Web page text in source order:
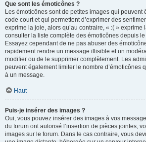
Que sont les émoticônes ?
Les émoticônes sont de petites images qui peuvent
code court et qui permettent d’exprimer des
exprime la joie, alors qu’au contraire, « :( » exprime
consulter la liste complète des émoticônes depuis
Essayez cependant de ne pas abuser des
rapidement rendre un message illisible et un
modifier ou de le supprimer complètement. Les
peuvent également limiter le nombre d’émoticônes
à un message.
Haut
Puis-je insérer des images ?
Oui, vous pouvez insérer des images à vos
du forum ont autorisé l’insertion de pièces jointes,
images sur le forum. Dans le cas contraire, vous